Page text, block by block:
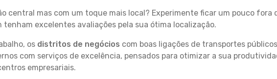
central mas com um toque mais local? Experimente ficar um pouco fora
tenham excelentes avaliações pela sua ótima localização.
os distritos de negócios com boas ligações de transportes
com serviços de excelência, pensados para otimizar a sua
empresariais.